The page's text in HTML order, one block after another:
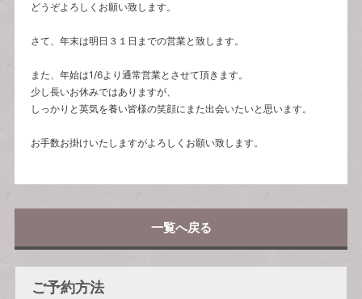
どうぞよろしくお願い致します。
さて、年末は明日３１日までの営業と致します。
また、年始は1/6より通常営業とさせて頂きます。
少し長いお休みではありますが、
しっかりと英気を養い皆様の笑顔にまた出会いたいと思います。
お手数お掛けいたしますがよろしくお願い致します。
一覧へ戻る
ご予約方法